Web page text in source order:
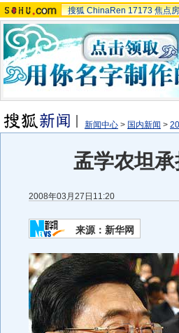
搜狐 ChinaRen 17173 焦点
新闻中心 > 国内新闻 >
孟学农坦
2008年03月27日11:20
来源：新华网